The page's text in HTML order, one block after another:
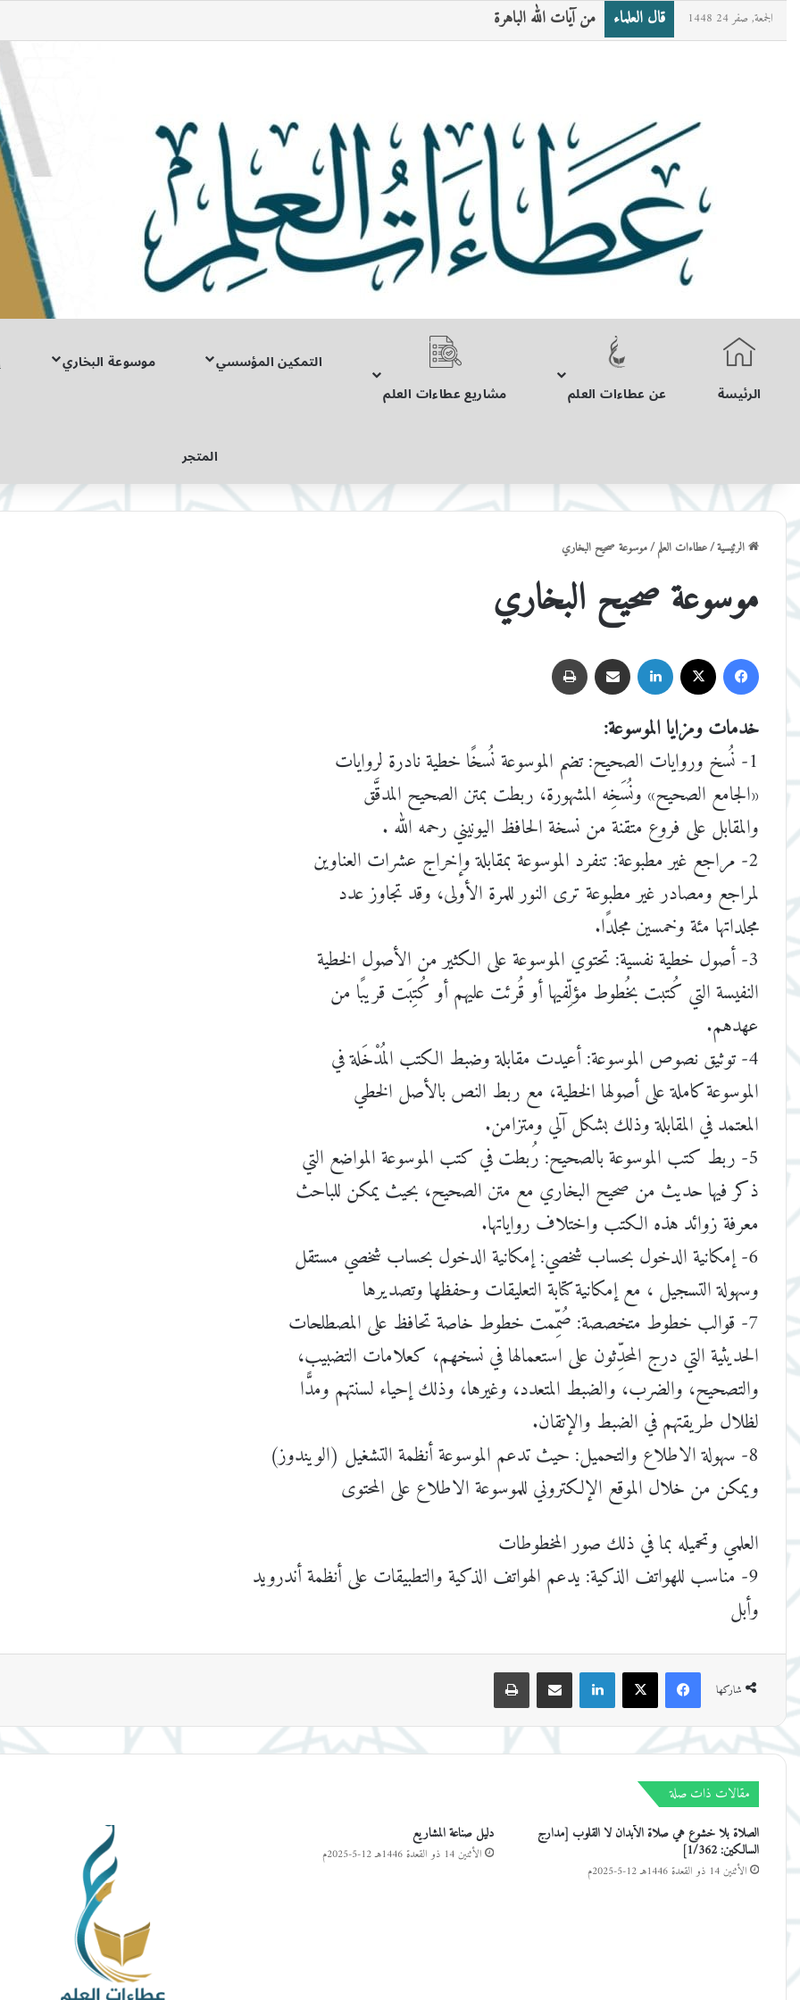
الجمعة, صفر 24 1448 قال العلماء «مَنْ صامَ رمضانَ ثمَّ أَتْبَعَهُ بسِتٍّ من شوال، فكأنما صامَ الدَّهْر»
الرئيسة عن عطاءات العلم مشاريع عطاءات العلم
التمكين المؤسسي موسوعة البخاري
المتجر
الرئيسية/عطاءات العلم/موسوعة صحيح البخاري
موسوعة صحيح البخاري
فيسبوك لينكدإن مشاركة عبر البريد
خدمات ومزايا الموسوعة:
1- نُسخ وروايات الصحيح: تضم الموسوعة نُسخًا خطية نادرة لروايات
«الجامع الصحيح» ونُسَخِه المشهورة، ربطت بمتن الصحيح المدقَّق
والمقابل على فروع متقنة من نسخة الحافظ اليونيني رحمه الله .
2- مراجع غير مطبوعة: تنفرد الموسوعة بمقابلة وإخراج عشرات العناوين
لمراجع ومصادر غير مطبوعة ترى النور للمرة الأولى، وقد تجاوز عدد
مجلداتها مئة وخمسين مجلدًا.
3- أصول خطية نفسية: تحتوي الموسوعة على الكثير من الأصول الخطية
النفيسة التي كُتبت بخُطوط مؤلِّفيها أو قُرئت عليهم أو كُتِبَت قريبًا من
عهدهم.
4- توثيق نصوص الموسوعة: أعيدت مقابلة وضبط الكتب المُدْخَلة في
الموسوعة كاملة على أصولها الخطية، مع ربط النص بالأصل الخطي
المعتمد في المقابلة وذلك بشكل آلي ومتزامن.
5- ربط كتب الموسوعة بالصحيح: رُبطت في كتب الموسوعة المواضع التي
ذكر فيها حديث من صحيح البخاري مع متن الصحيح، بحيث يمكن للباحث
معرفة زوائد هذه الكتب واختلاف رواياتها.
6- إمكانية الدخول بحساب شخصي: إمكانية الدخول بحساب شخصي مستقل
وسهولة التسجيل ، مع إمكانية كتابة التعليقات وحفظها وتصديرها
7- قوالب خطوط متخصصة: صُمِّمت خطوط خاصة تحافظ على المصطلحات
الحديثية التي درج المحدِّثون على استعمالها في نسخهم، كعلامات التضبيب،
والتصحيح، والضرب، والضبط المتعدد، وغيرها، وذلك إحياء لسنتهم ومدًّا
لظلال طريقتهم في الضبط والإتقان.
8- سهولة الاطلاع والتحميل: حيث تدعم الموسوعة أنظمة التشغيل (الويندوز)
ويمكن من خلال الموقع الإلكتروني للموسوعة الاطلاع على المحتوى
العلمي وتحميله بما في ذلك صور المخطوطات
9- مناسب للهواتف الذكية: يدعم الهواتف الذكية والتطبيقات على أنظمة أندرويد
وأبل
شاركها
فيسبوك ‫X لينكدإن مشاركة عبر البريد طباعة
مقالات ذات صلة
الصلاة بلا خشوع هي صلاة الأبدان لا القلوب [مدارج
السالكين: 1/362]
الأثنين 14 ذو القعدة 1446هـ 12-5-2025م
دليل صناعة المشاريع
الأثنين 14 ذو القعدة 1446هـ 12-5-2025م